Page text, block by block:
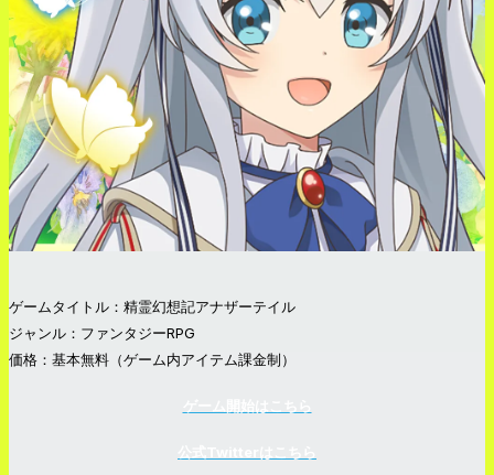
ゲームタイトル：精霊幻想記アナザーテイル
ジャンル：ファンタジーRPG
価格：基本無料（ゲーム内アイテム課金制）